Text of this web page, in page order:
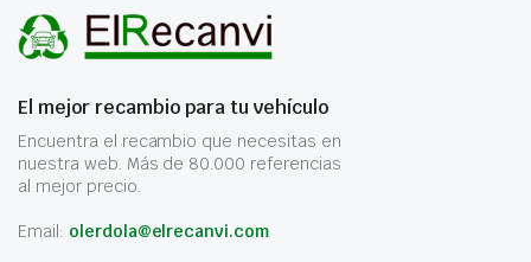
El mejor recambio para tu vehículo
Encuentra el recambio que necesitas en
nuestra web. Más de 80.000 referencias
al mejor precio.
Email: olerdola@elrecanvi.com